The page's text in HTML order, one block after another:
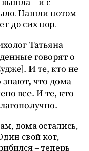
Нашли потом
до сих пор.
Татьяна
говорят о
И те, кто не
знают, что дома
все. И те, кто
дома остались,
свой кот,
– теперь